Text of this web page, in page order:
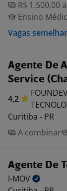
R$ 1.500,00
Ensino
Vagas
Agente De
Service
4,2
Curitiba - PR
A combinar
Agente De
I-MOV